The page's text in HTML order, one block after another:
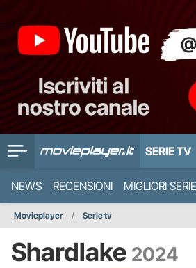
SERIE TV
NEWS RECENSIONI MIGLIORI
Movieplayer Serie tv
Shardlake 2024